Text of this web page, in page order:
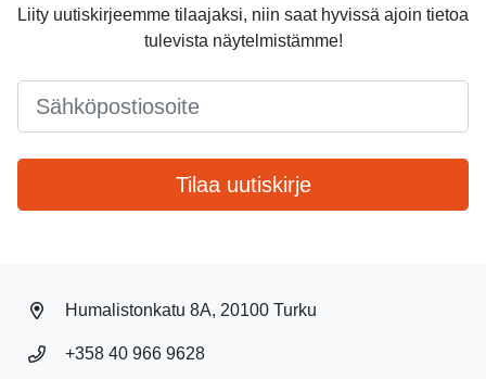
Liity uutiskirjeemme tilaajaksi, niin saat hyvissä ajoin tietoa
tulevista näytelmistämme!
Tilaa uutiskirje
Humalistonkatu 8A, 20100 Turku
+358 40 966 9628